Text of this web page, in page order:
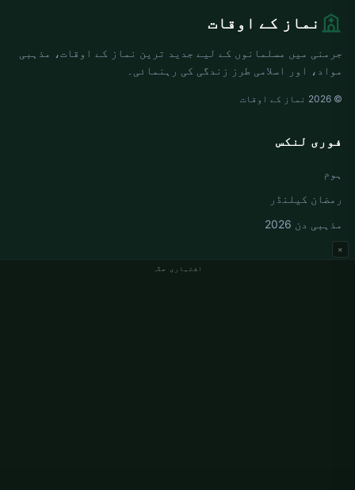
اشتہاری جگہ
×
نماز کے اوقات
جرمنی میں مسلمانوں کے لیے جدید ترین نماز کے اوقات، مذہبی
مواد، اور اسلامی طرز زندگی کی رہنمائی۔
© 2026 نماز کے اوقات
فوری لنکس
ہوم
رمضان کیلنڈر
مذہبی دن 2026